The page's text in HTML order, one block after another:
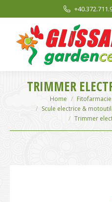
TRIMMER
You are here:Home Fitofarmacie
Scule electrice &
Trimmer